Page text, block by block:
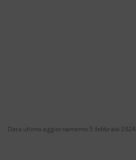
Data ultimo aggiornamento 5 febbraio 2024